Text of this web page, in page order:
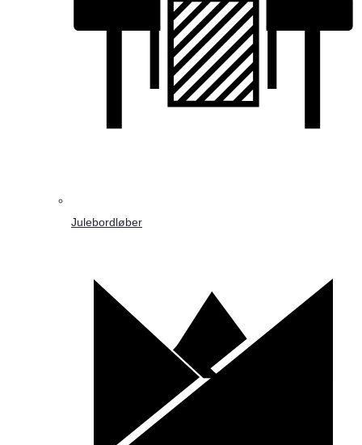
Julebordløber